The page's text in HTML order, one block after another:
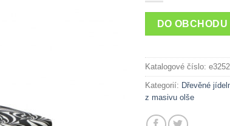
DO OBCHODU
Katalogové číslo:
Kategorií: Dřevěné
z masivu olše